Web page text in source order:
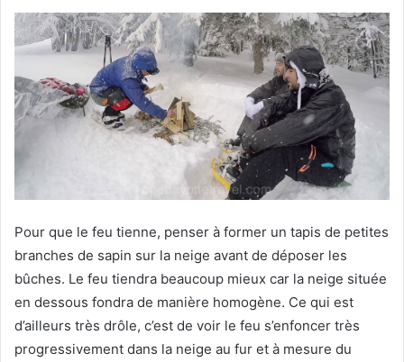
Pour que le feu tienne, penser à former un tapis de petites
branches de sapin sur la neige avant de déposer les
bûches. Le feu tiendra beaucoup mieux car la neige située
en dessous fondra de manière homogène. Ce qui est
d’ailleurs très drôle, c’est de voir le feu s’enfoncer très
progressivement dans la neige au fur et à mesure du